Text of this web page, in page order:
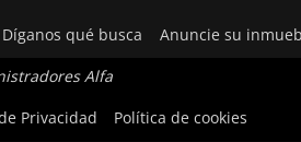
Díganos qué busca Anuncie su
Alfa
Privacidad Política de cookies